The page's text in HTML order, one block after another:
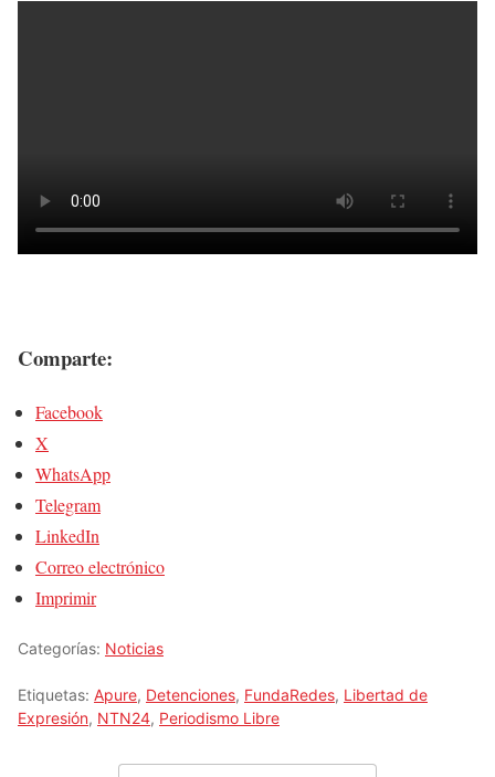
Comparte:
Facebook
X
WhatsApp
Telegram
LinkedIn
Correo electrónico
Imprimir
Categorías: Noticias
Etiquetas: Apure, Detenciones, FundaRedes, Libertad de
Expresión, NTN24, Periodismo Libre